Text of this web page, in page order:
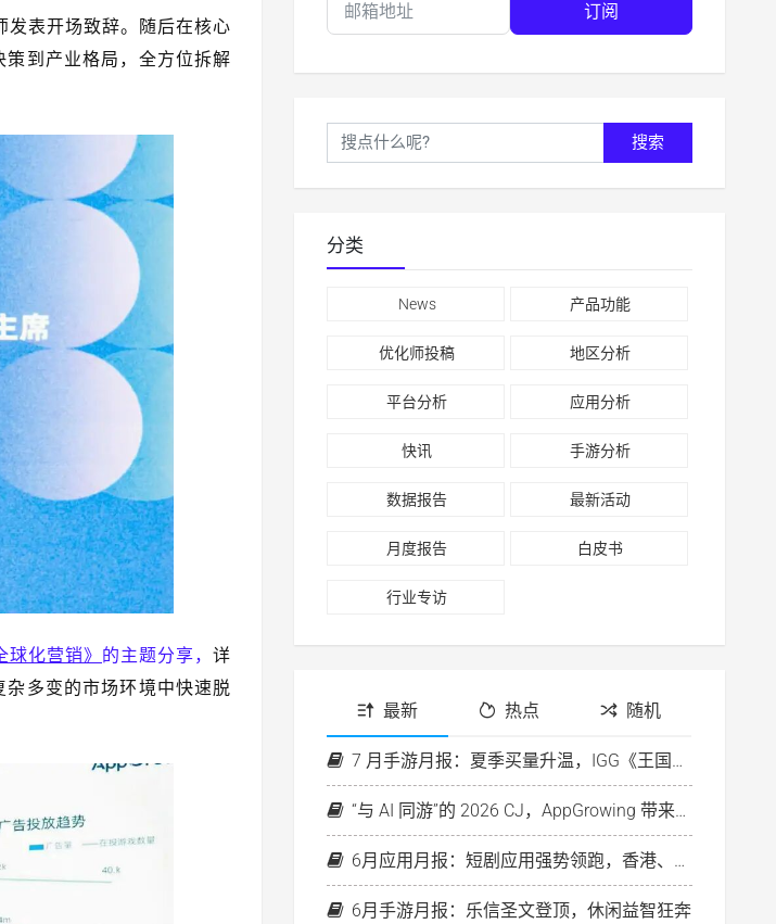
发表开场致辞。随后在核心
到产业格局，全方位拆解
化营销》 的主题分享，详
多变的市场环境中快速脱
订阅
搜索
分类
News 产品功能
优化师投稿 地区分析
平台分析 应用分析
快讯 手游分析
数据报告 最新活动
月度报告 白皮书
行业专访
最新 热点 随机
7 月手游月报：夏季买量升温，IGG《王国纪元》再次破圈
“与 AI 同游”的 2026 CJ，AppGrowing 带来行业首个素材策略分析 Agent
6月应用月报：短剧应用强势领跑，香港、欧洲房产平台投放升温
6月手游月报：乐信圣文登顶，休闲益智狂奔